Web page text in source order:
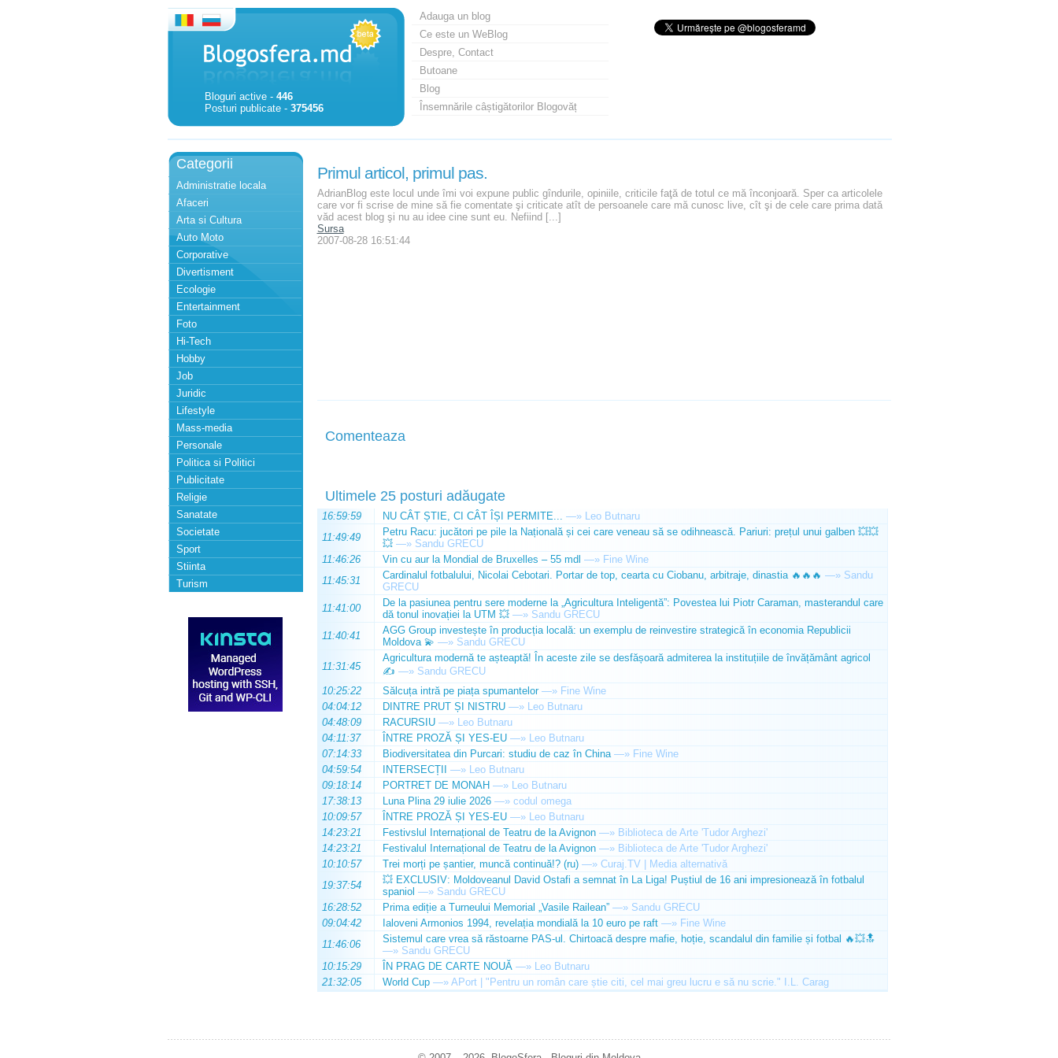
Bloguri active - 446
Posturi publicate - 375456
Adauga un blog
Ce este un WeBlog
Despre, Contact
Butoane
Blog
Însemnările câștigătorilor Blogovăț
Categorii
Administratie locala
Afaceri
Arta si Cultura
Auto Moto
Corporative
Divertisment
Ecologie
Entertainment
Foto
Hi-Tech
Hobby
Job
Juridic
Lifestyle
Mass-media
Personale
Politica si Politici
Publicitate
Religie
Sanatate
Societate
Sport
Stiinta
Turism
Primul articol, primul pas.
AdrianBlog este locul unde îmi voi expune public gîndurile, opiniile, criticile faţă de totul ce mă înconjoară. Sper ca articolele
care vor fi scrise de mine să fie comentate şi criticate atît de persoanele care mă cunosc live, cît şi de cele care prima dată
văd acest blog şi nu au idee cine sunt eu. Nefiind [...]
Sursa
2007-08-28 16:51:44
Comenteaza
Ultimele 25 posturi adăugate
16:59:59 NU CÂT ȘTIE, CI CÂT ÎȘI PERMITE... —» Leo Butnaru
11:49:49
Petru Racu: jucători pe pile la Națională și cei care veneau să se odihnească. Pariuri: prețul unui galben 💥💥
💥 —» Sandu GRECU
11:46:26
Vin cu aur la Mondial de Bruxelles – 55 mdl —» Fine Wine
11:45:31
Cardinalul fotbalului, Nicolai Cebotari. Portar de top, cearta cu Ciobanu, arbitraje, dinastia 🔥🔥🔥 —» Sandu
GRECU
11:41:00
De la pasiunea pentru sere moderne la „Agricultura Inteligentă”: Povestea lui Piotr Caraman, masterandul care
dă tonul inovației la UTM 💥 —» Sandu GRECU
11:40:41
AGG Group investește în producția locală: un exemplu de reinvestire strategică în economia Republicii
Moldova 💫 —» Sandu GRECU
11:31:45
Agricultura modernă te așteaptă! În aceste zile se desfășoară admiterea la instituțiile de învățământ agricol
✍️ —» Sandu GRECU
10:25:22
Sălcuța intră pe piața spumantelor —» Fine Wine
04:04:12
DINTRE PRUT ȘI NISTRU —» Leo Butnaru
04:48:09
RACURSIU —» Leo Butnaru
04:11:37
ÎNTRE PROZĂ ȘI YES-EU —» Leo Butnaru
07:14:33
Biodiversitatea din Purcari: studiu de caz în China —» Fine Wine
04:59:54
INTERSECȚII —» Leo Butnaru
09:18:14
PORTRET DE MONAH —» Leo Butnaru
17:38:13
Luna Plina 29 iulie 2026 —» codul omega
10:09:57
ÎNTRE PROZĂ ȘI YES-EU —» Leo Butnaru
14:23:21
Festivslul Internațional de Teatru de la Avignon —» Biblioteca de Arte 'Tudor Arghezi'
14:23:21
Festivalul Internațional de Teatru de la Avignon —» Biblioteca de Arte 'Tudor Arghezi'
10:10:57
Trei morți pe șantier, muncă continuă!? (ru) —» Curaj.TV | Media alternativă
19:37:54
💥 EXCLUSIV: Moldoveanul David Ostafi a semnat în La Liga! Puștiul de 16 ani impresionează în fotbalul
spaniol —» Sandu GRECU
16:28:52
Prima ediție a Turneului Memorial „Vasile Railean” —» Sandu GRECU
09:04:42
Ialoveni Armonios 1994, revelația mondială la 10 euro pe raft —» Fine Wine
11:46:06
Sistemul care vrea să răstoarne PAS-ul. Chirtoacă despre mafie, hoție, scandalul din familie și fotbal 🔥💥🔝
—» Sandu GRECU
10:15:29
ÎN PRAG DE CARTE NOUĂ —» Leo Butnaru
21:32:05
World Cup —» APort | "Pentru un român care știe citi, cel mai greu lucru e să nu scrie." I.L. Carag